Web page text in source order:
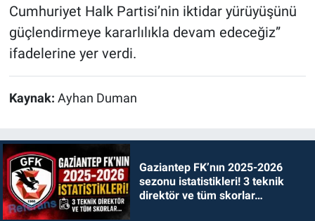
Cumhuriyet Halk Partisi’nin iktidar yürüyüşünü
güçlendirmeye kararlılıkla devam edeceğiz”
ifadelerine yer verdi.
Kaynak: Ayhan Duman
Gaziantep FK’nın 2025-2026
sezonu istatistikleri! 3 teknik
direktör ve tüm skorlar…